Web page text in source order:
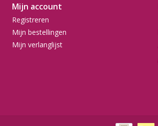
Mijn account
Registreren
Mijn bestellingen
Mijn verlanglijst